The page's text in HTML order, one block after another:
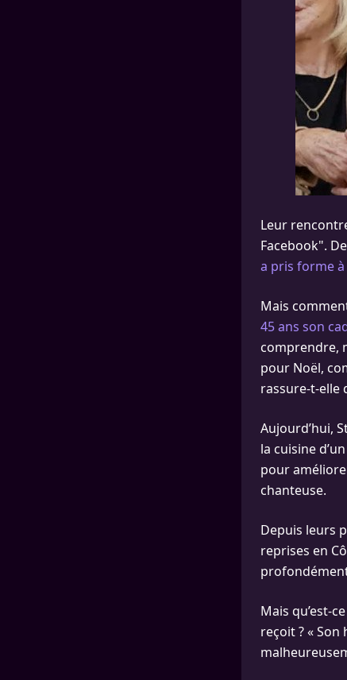
Leur
Facebook".
a pris forme
Mais
45 ans son
comprendre,
pour Noël,
rassure-t-elle
Aujourd’hui,
la cuisine
pour
chanteuse.
Depuis leurs
reprises en
Mais qu’est-
reçoit ? « Son